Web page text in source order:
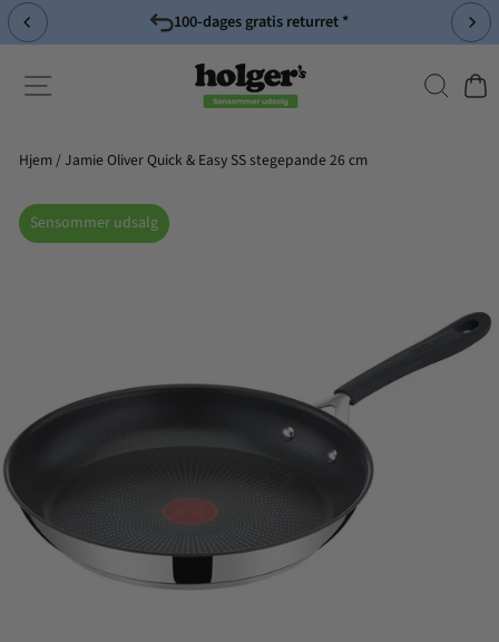
Spring
til
Pause
slideshow
100-dages gratis returret *
Side-navigation
Søg
Hjem/Jamie Oliver Quick & Easy SS stegepande 26 cm
Sensommer udsalg